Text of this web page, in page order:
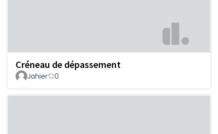
Créneau de dépassement
Jahier 0